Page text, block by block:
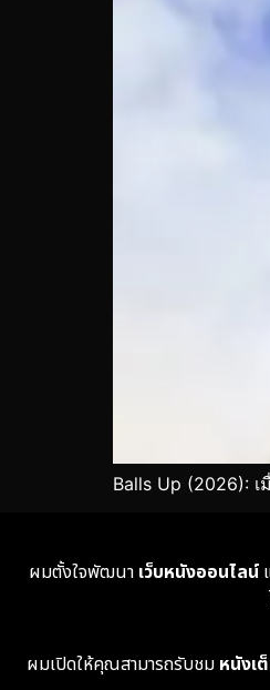
Balls Up (2026):
ผมตั้งใจพัฒนา เว็บหนังออนไลน์
ผมเปิดให้คุณสามารถรับชม หนังเ